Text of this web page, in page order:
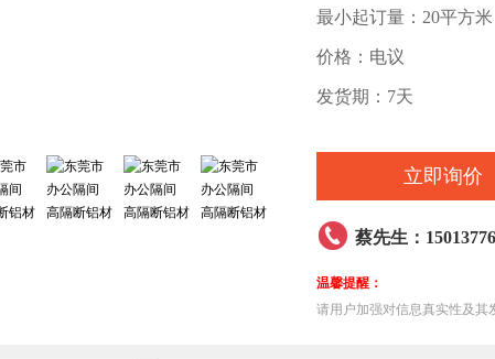
最小起订量：20平方米
价格：电议
发货期：7天
立即询价
 蔡先生：
温馨提醒：
请用户加强对信息真实性及其